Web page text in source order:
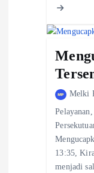
Melki
13:35,
menjadi